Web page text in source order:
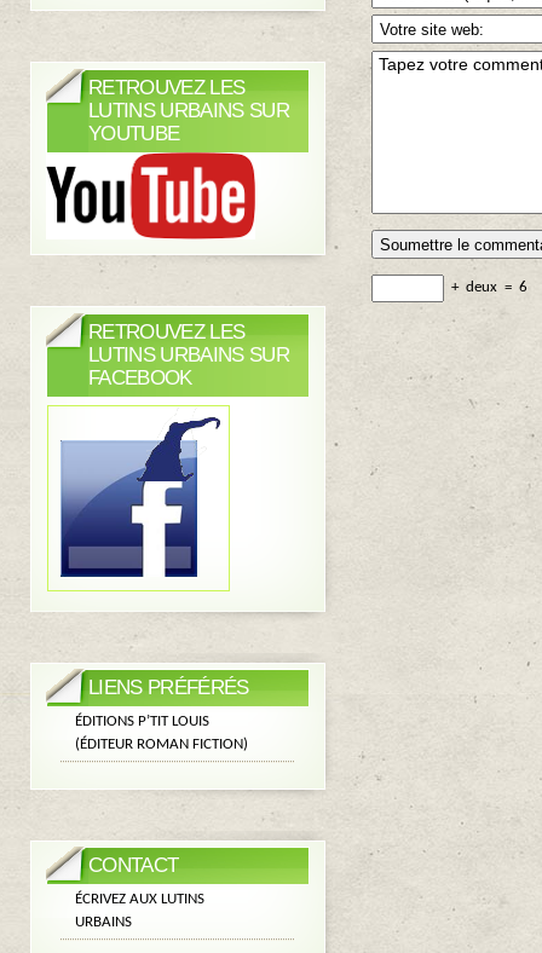
+ deux = 6
RETROUVEZ LES
LUTINS URBAINS SUR
YOUTUBE
RETROUVEZ LES
LUTINS URBAINS SUR
FACEBOOK
LIENS PRÉFÉRÉS
ÉDITIONS P’TIT LOUIS
(ÉDITEUR ROMAN FICTION)
CONTACT
ÉCRIVEZ AUX LUTINS
URBAINS